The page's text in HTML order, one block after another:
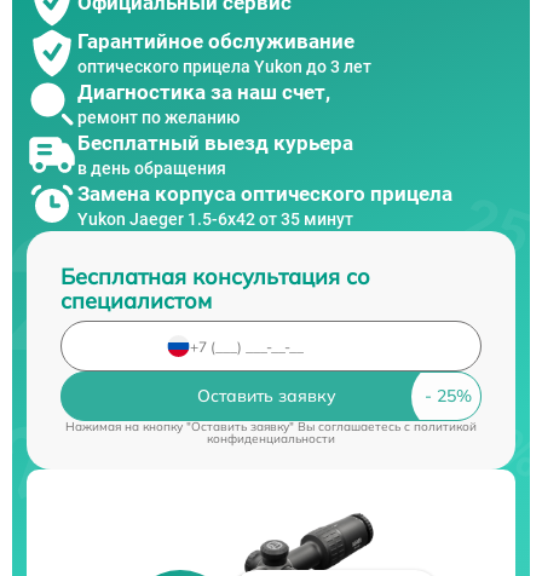
Гарантийное обслуживание
оптического прицела Yukon до 3 лет
Диагностика за наш счет,
ремонт по желанию
Бесплатный выезд курьера
в день обращения
Замена корпуса оптического прицела
Yukon Jaeger 1.5-6x42 от 35 минут
Бесплатная консультация со
специалистом
Оставить заявку
Нажимая на кнопку "Оставить заявку" Вы соглашаетесь cполитикой
конфиденциальности